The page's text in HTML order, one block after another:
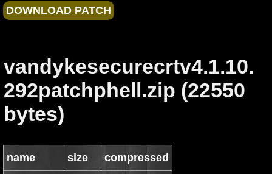
vandykesecurecrtv4.1.10.
292patchphell.zip (22550
bytes)
name size compressed